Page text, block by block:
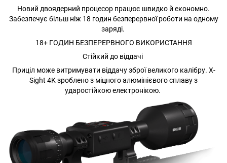
Новий двоядерний процесор працює швидко й економно.
Забезпечує більш ніж 18 годин безперервної роботи на одному
заряді.
18+ ГОДИН БЕЗПЕРЕРВНОГО ВИКОРИСТАННЯ
Стійкий до віддачі
Приціл може витримувати віддачу зброї великого калібру. X-
Sight 4K зроблено з міцного алюмінієвого сплаву з
ударостійкою електронікою.